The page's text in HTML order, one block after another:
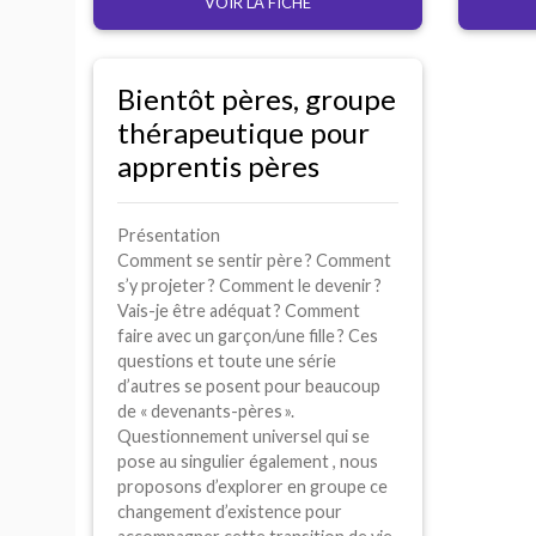
Bientôt pères, groupe
thérapeutique pour
apprentis pères
Présentation
Comment se sentir père? Comment
s’y projeter? Comment le devenir?
Vais-je être adéquat? Comment
faire avec un garçon/une fille? Ces
questions et toute une série
d’autres se posent pour beaucoup
de «devenants-pères».
Questionnement universel qui se
pose au singulier également , nous
proposons d’explorer en groupe ce
changement d’existence pour